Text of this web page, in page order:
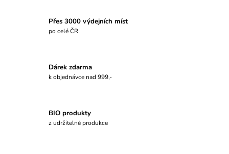
Přes 3000 výdejních míst
po celé ČR
Dárek zdarma
k objednávce nad 999,-
BIO produkty
z udržitelné produkce